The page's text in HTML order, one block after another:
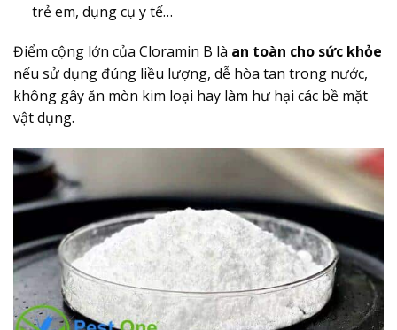
trẻ em, dụng cụ y tế…
Điểm cộng lớn của Cloramin B là an toàn cho sức khỏe
nếu sử dụng đúng liều lượng, dễ hòa tan trong nước,
không gây ăn mòn kim loại hay làm hư hại các bề mặt
vật dụng.